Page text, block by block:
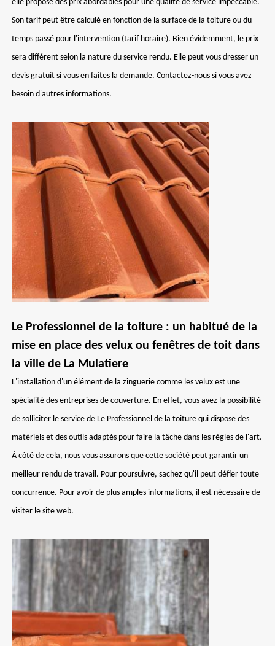
elle propose des prix abordables pour une qualité de service impeccable.
Son tarif peut être calculé en fonction de la surface de la toiture ou du
temps passé pour l'intervention (tarif horaire). Bien évidemment, le prix
sera différent selon la nature du service rendu. Elle peut vous dresser un
devis gratuit si vous en faites la demande. Contactez-nous si vous avez
besoin d'autres informations.
Le Professionnel de la toiture : un habitué de la
mise en place des velux ou fenêtres de toit dans
la ville de La Mulatiere
L'installation d'un élément de la zinguerie comme les velux est une
spécialité des entreprises de couverture. En effet, vous avez la possibilité
de solliciter le service de Le Professionnel de la toiture qui dispose des
matériels et des outils adaptés pour faire la tâche dans les règles de l'art.
À côté de cela, nous vous assurons que cette société peut garantir un
meilleur rendu de travail. Pour poursuivre, sachez qu'il peut défier toute
concurrence. Pour avoir de plus amples informations, il est nécessaire de
visiter le site web.